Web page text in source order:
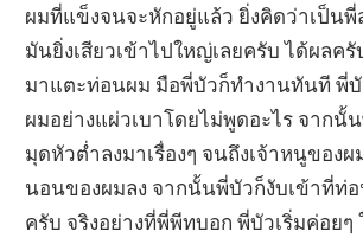
ผมที่แข็งจนจะหักอยู่แล้ว ยิ่งคิดว่าเป็นพี่
มันยิ่งเสียวเข้าไปใหญ่เลยครับ ได้ผลค
มาแตะท่อนผม มือพี่บัวก็ทำงานทันที พี่
ผมอย่างแผ่วเบาโดยไม่พูดอะไร จากนั้
มุดหัวต่ำลงมาเรื่องๆ จนถึงเจ้าหนูของผ
นอนของผมลง จากนั้นพี่บัวก็งับเข้าที่ท่อ
ครับ จริงอย่างที่พี่พีทบอก พี่บัวเริ่มค่อยๆ